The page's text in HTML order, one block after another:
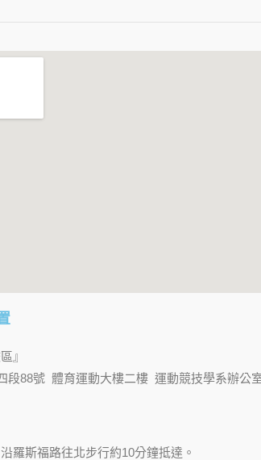
』
段88號 體育運動大樓二樓 運動競技學系辦公
羅斯福路往北步行約10分鐘抵達。